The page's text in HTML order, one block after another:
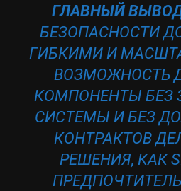
ГЛАВНЫЙ
БЕЗОПАСНОСТИ
ГИБКИМИ И
ВОЗМОЖНОСТЬ
КОМПОНЕНТЫ БЕЗ
СИСТЕМЫ И БЕЗ
КОНТРАКТОВ
РЕШЕНИЯ, КАК